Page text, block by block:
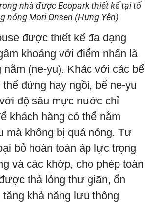
nhà được Ecopark thiết kế tại tổ
nóng Mori Onsen (Hưng Yên)
được thiết kế đa dạng
khoáng với điểm nhấn là
nằm (ne-yu). Khác với các bể
đứng hay ngồi, bể ne-yu
độ sâu mực nước chỉ
khách hàng có thể nằm
mà không bị quá nóng. Tư
bỏ hoàn toàn áp lực trọng
và các khớp, cho phép toàn
thả lỏng thư giãn, ổn
tăng khả năng lưu thông